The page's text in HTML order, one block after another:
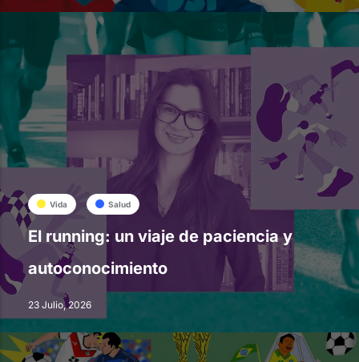
Vida Salud
El running: un viaje de paciencia y
autoconocimiento
23 Julio, 2026